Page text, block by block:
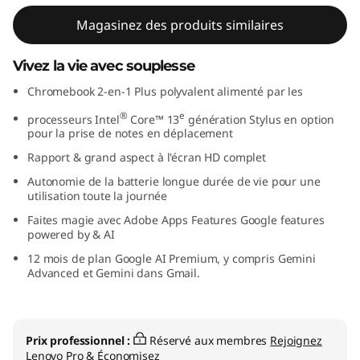
F
e
x
5
d
e
Magasinez des produits similaires
Vivez la vie avec souplesse
Chromebook 2-en-1 Plus polyvalent alimenté par les
processeurs Intel® Core™ 13e génération Stylus en option
pour la prise de notes en déplacement
Rapport & grand aspect à l'écran HD complet
Autonomie de la batterie longue durée de vie pour une
utilisation toute la journée
Faites magie avec Adobe Apps Features Google features
powered by & AI
12 mois de plan Google AI Premium, y compris Gemini
Advanced et Gemini dans Gmail.
Prix professionnel : Réservé aux membres Rejoignez
Lenovo Pro & Économisez